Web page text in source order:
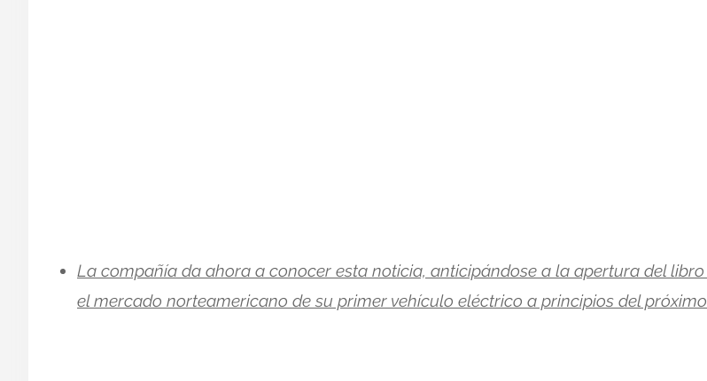
La compañía da ahora a conocer esta noticia, anticipándose a la apertura del libro
el mercado norteamericano de su primer vehículo eléctrico a principios del